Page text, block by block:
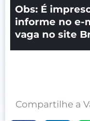
Obs: É
informe no e-
vaga no site
Compartilhe a